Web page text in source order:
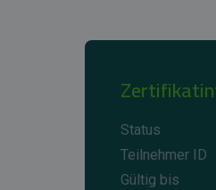
Status
Teilnehmer ID
Gültig bis